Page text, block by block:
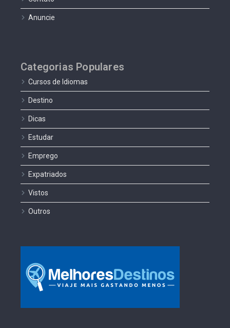
Anuncie
Categorias Populares
Cursos de Idiomas
Destino
Dicas
Estudar
Emprego
Expatriados
Vistos
Outros